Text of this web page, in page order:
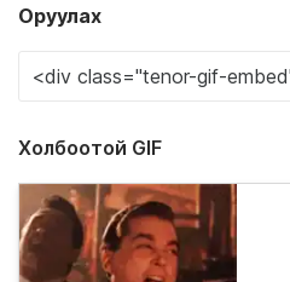
Оруулах
Холбоотой GIF